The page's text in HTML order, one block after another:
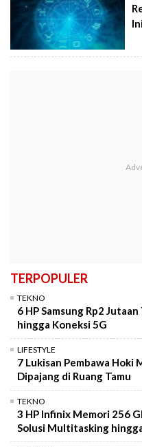
TERPOPULER
TEKNO
6 HP Samsung Rp2
hingga Koneksi 5G
LIFESTYLE
7 Lukisan Pembawa
Dipajang di Ruang Tamu
TEKNO
3 HP Infinix Memori 256
Solusi Multitasking